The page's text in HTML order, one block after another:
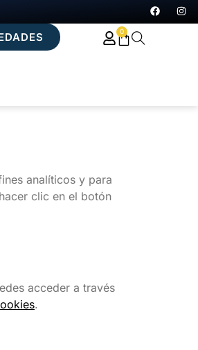
0
analíticos y para
clic en el botón
acceder a través
.